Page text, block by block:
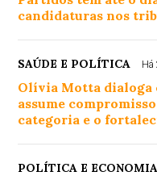
candidaturas nos
SAÚDE E POLÍTICA Há
Olívia Motta dialoga
assume
categoria e o
POLÍTICA E ECONOMIA